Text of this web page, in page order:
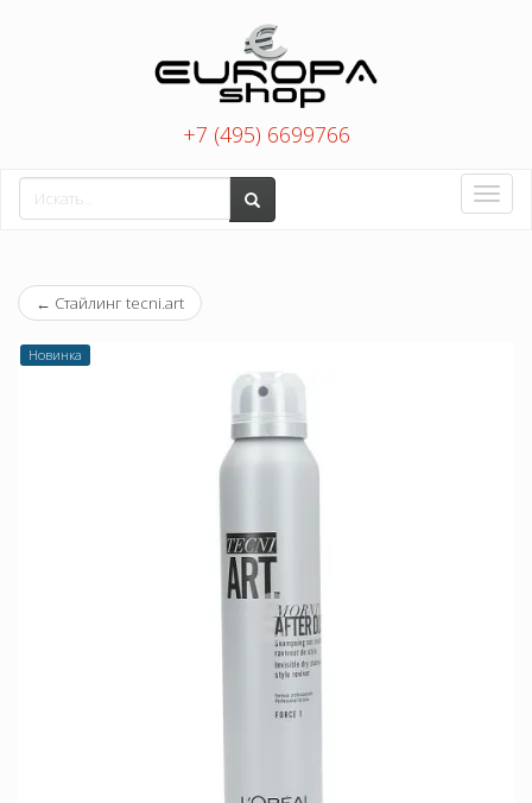
+7 (495) 6699766
Toggle
← Стайлинг tecni.art
Новинка